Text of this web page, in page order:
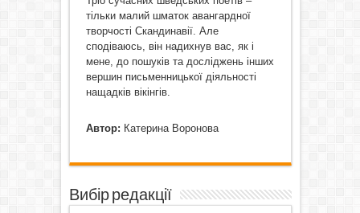
тільки малий шматок авангардної
творчості Скандинавії. Але
сподіваюсь, він надихнув вас, як і
мене, до пошуків та досліджень інших
вершин письменницької діяльності
нащадків вікінгів.
Автор: Катерина Воронова
Вибір редакції